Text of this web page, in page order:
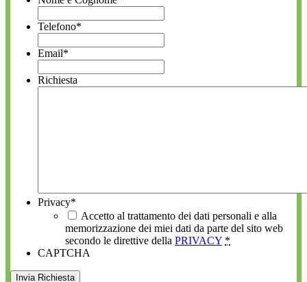
Telefono*
Email*
Richiesta
Privacy*
Accetto al trattamento dei dati personali e alla
memorizzazione dei miei dati da parte del sito web
secondo le direttive della PRIVACY *
CAPTCHA